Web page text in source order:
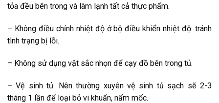
tỏa đều bên trong và làm lạnh tất cả thực phẩm.
– Không điều chỉnh nhiệt độ ở bộ điều khiển nhiệt độ: tránh
tình trạng bị lỗi.
– Không sử dụng vật sắc nhọn để cạy đồ bên trong tủ.
– Vệ sinh tủ: Nên thường xuyên vệ sinh tủ sạch sẽ 2-3
tháng 1 lần để loại bỏ vi khuẩn, nấm mốc.